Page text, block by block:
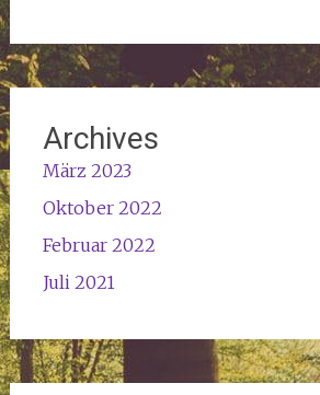
Archives
März 2023
Oktober 2022
Februar 2022
Juli 2021